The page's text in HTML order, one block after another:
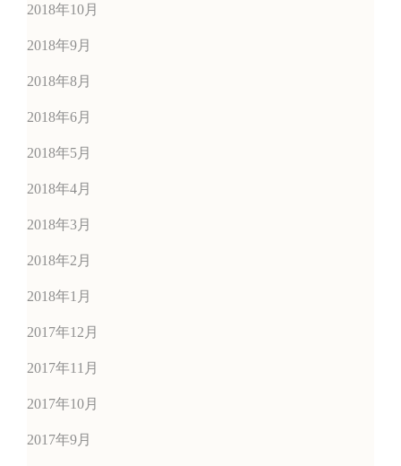
2018年10月
2018年9月
2018年8月
2018年6月
2018年5月
2018年4月
2018年3月
2018年2月
2018年1月
2017年12月
2017年11月
2017年10月
2017年9月